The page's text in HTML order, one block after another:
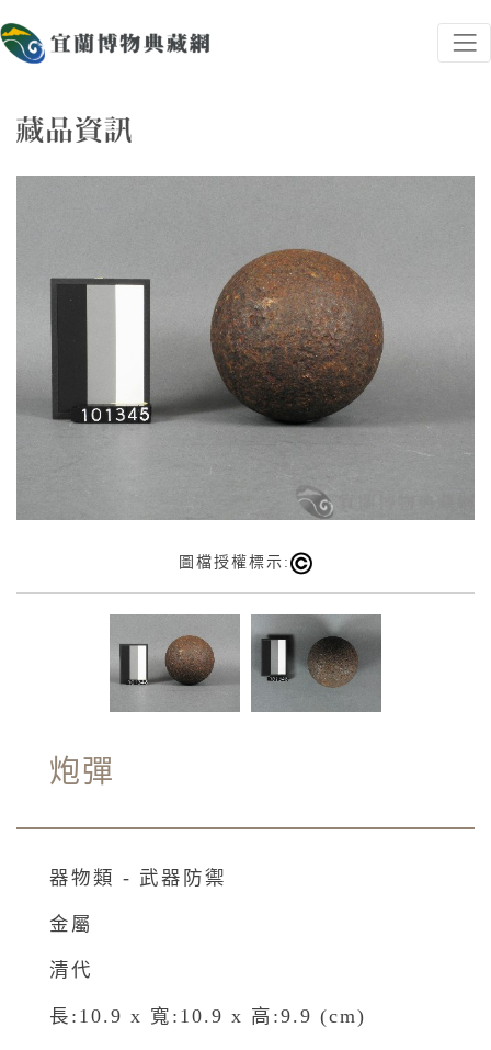
宜蘭博物典藏網
網頁導覽
圖檔授權標示:
炮彈
器物類 - 武器防禦
金屬
清代
長:10.9 x 寬:10.9 x 高:9.9 (cm)